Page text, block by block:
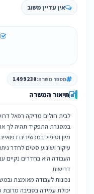
אין עדיין משוב
מספר משרה:1499230
תיאור המשרה